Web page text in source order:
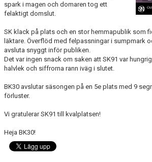
spark i magen och domaren tog ett
felaktigt domslut.
SK klack på plats och en stor hemmapublik som
läktare. Överflöd med felpassningar i sumpmark
avsluta snyggt inför publiken.
Det var ingen snack om saken att SK91 var
halvlek och siffrorna rann iväg i slutet.
BK30 avslutar säsongen på en 5e plats med 9
förluster.
Vi gratulerar SK91 till kvalplatsen!
Heja BK30!